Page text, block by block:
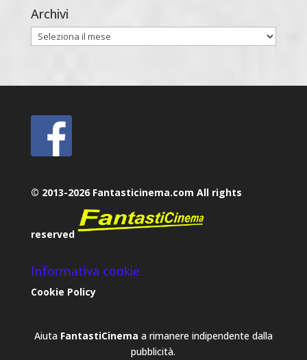
Archivi
Archivi
© 2013-2026 Fantasticinema.com All rights
reserved
Informativa cookie
Cookie Policy
Aiuta FantastiCinema a rimanere indipendente dalla
pubblicità.